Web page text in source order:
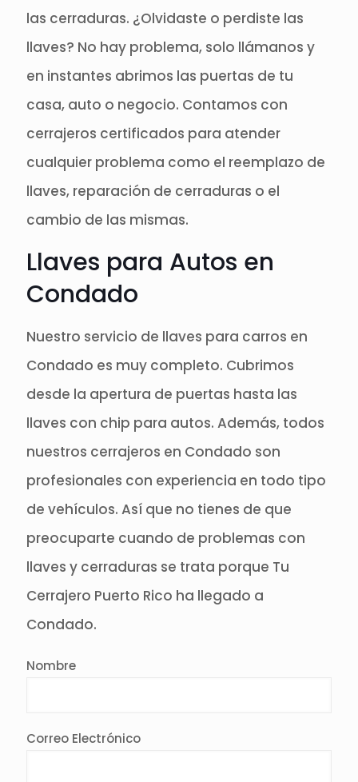
las cerraduras. ¿Olvidaste o perdiste las
llaves? No hay problema, solo llámanos y
en instantes abrimos las puertas de tu
casa, auto o negocio. Contamos con
cerrajeros certificados para atender
cualquier problema como el reemplazo de
llaves, reparación de cerraduras o el
cambio de las mismas.
Llaves para Autos en
Condado
Nuestro servicio de llaves para carros en
Condado es muy completo. Cubrimos
desde la apertura de puertas hasta las
llaves con chip para autos. Además, todos
nuestros cerrajeros en Condado son
profesionales con experiencia en todo tipo
de vehículos. Así que no tienes de que
preocuparte cuando de problemas con
llaves y cerraduras se trata porque Tu
Cerrajero Puerto Rico ha llegado a
Condado.
Nombre
Correo Electrónico